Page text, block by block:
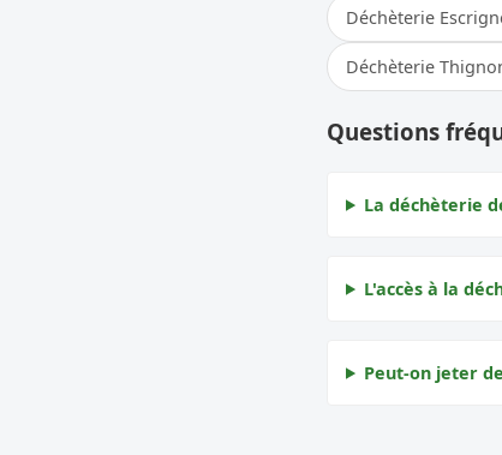
Déchèterie
Déchèterie
Questions
La déchèterie
L'accès à la
Peut-on jeter